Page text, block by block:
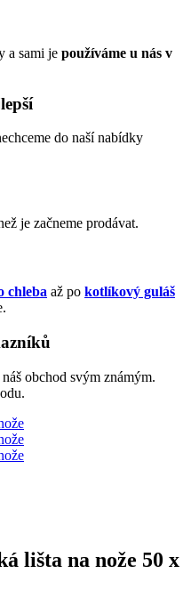
a sami je používáme u nás v
do naší nabídky
je začneme prodávat.
chleba až po kotlíkový guláš
obchod svým známým.
lišta na nože 50 x